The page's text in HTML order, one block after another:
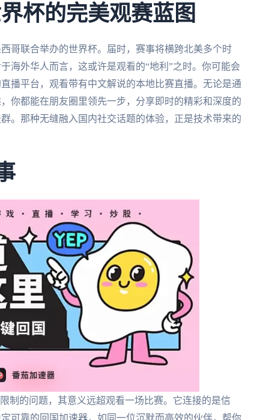
杯的完美观赛蓝图
哥联合举办的世界杯。届时，赛事将横跨北美多个时
海外华人而言，这或许是观看的“地利”之时。你可能会
播平台，观看带有中文解说的本地比赛直播。无论是通
你都能在朋友圈里领先一步，分享即时的精彩和深度的
。那种无缝融入国内社交话题的体验，正是技术带来的
制的问题，其意义远超观看一场比赛。它连接的是信